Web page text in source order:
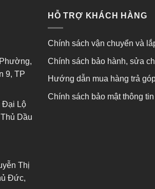
9, TP
Đại Lộ
Dầu
Thị
Đức,
HỖ TRỢ KHÁCH HÀNG
Chính sách vận chuyển và
Chính sách bảo hành, sửa
Hướng dẫn mua hàng trả
Chính sách bảo mật thông tin